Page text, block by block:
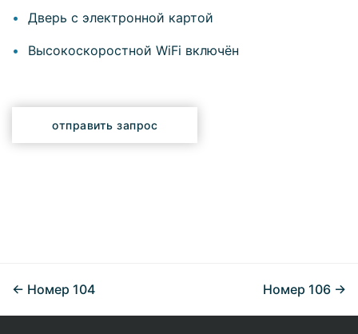
Дверь с электронной картой
Высокоскоростной WiFi включён
отправить запрос
← Номер 104 Номер 106 →